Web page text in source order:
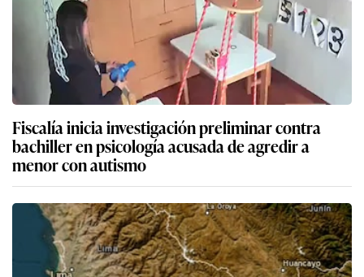
Fiscalía inicia investigación preliminar contra
bachiller en psicología acusada de agredir a
menor con autismo